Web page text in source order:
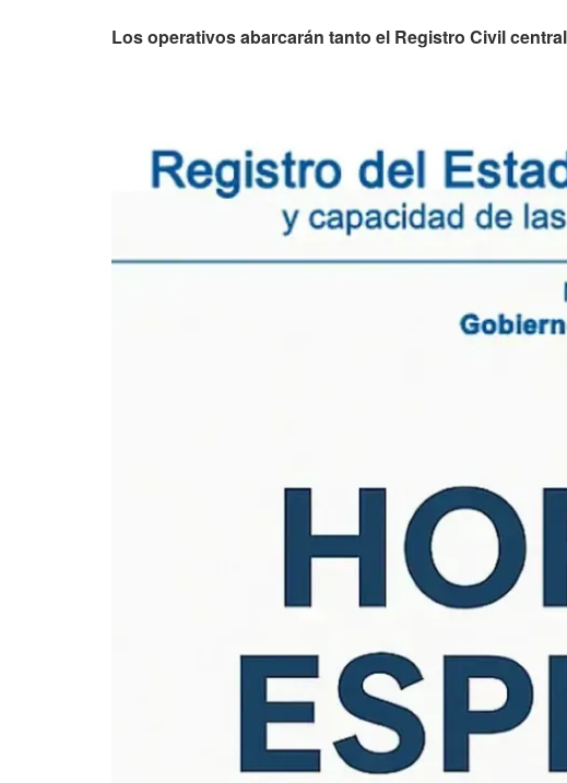
Los operativos abarcarán tanto el Registro Civil